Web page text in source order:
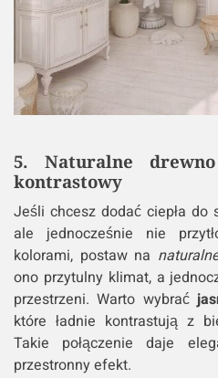
5. Naturalne
kontrastowy
Jeśli chcesz dodać ciepła do
ale jednocześnie nie
kolorami, postaw na
ono przytulny klimat, a
przestrzeni. Warto wybrać
które ładnie kontrastują z
Takie połączenie daje
przestronny efekt.